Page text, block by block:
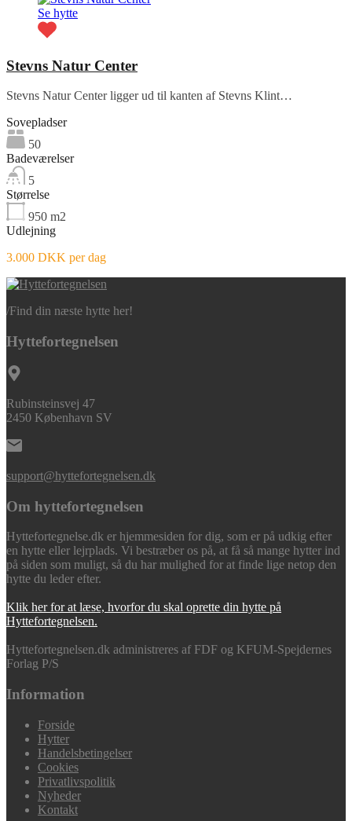
Se hytte
Stevns Natur Center
Stevns Natur Center ligger ud til kanten af Stevns Klint…
Sovepladser
50
Badeværelser
5
Størrelse
950 m2
Udlejning
3.000 DKK per dag
/Find din næste hytte her!
Hyttefortegnelsen
Rubinsteinsvej 47
2450 København SV
support@hyttefortegnelsen.dk
Om hyttefortegnelsen
Hyttefortegnelse.dk er hjemmesiden for dig, som er på udkig efter
en hytte eller lejrplads. Vi bestræber os på, at få så mange hytter ind
på siden som muligt, så du har mulighed for at finde lige netop den
hytte du leder efter.
Klik her for at læse, hvorfor du skal oprette din hytte på
Hyttefortegnelsen.
Hyttefortegnelsen.dk administreres af FDF og KFUM-Spejdernes
Forlag P/S
Information
Forside
Hytter
Handelsbetingelser
Cookies
Privatlivspolitik
Nyheder
Kontakt